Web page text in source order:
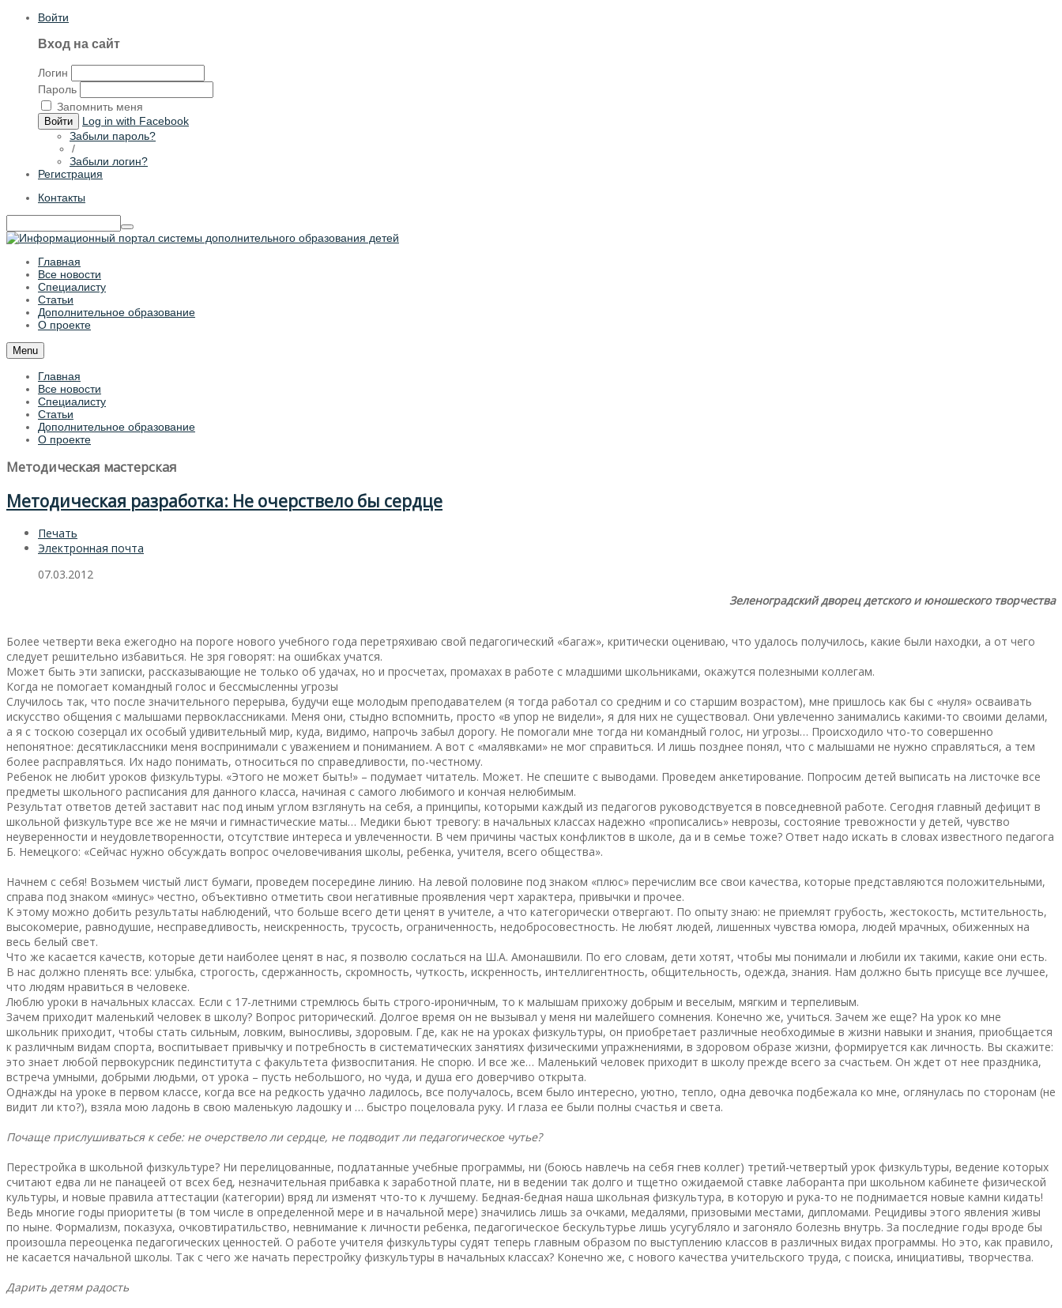
Войти
Вход на сайт
Логин
Пароль
Запомнить меня
Войти
Log in with Facebook
Забыли пароль?
/
Забыли логин?
Регистрация
Контакты
Главная
Все новости
Специалисту
Статьи
Дополнительное образование
О проекте
Menu
Главная
Все новости
Специалисту
Статьи
Дополнительное образование
О проекте
Методическая мастерская
Методическая разработка: Не очерствело бы сердце
Печать
Электронная почта
07.03.2012
Зеленоградский дворец детского и юношеского творчества
Более четверти века ежегодно на пороге нового учебного года перетряхиваю свой педагогический «багаж», критически оцениваю, что удалось получилось, какие были находки, а от чего
следует решительно избавиться. Не зря говорят: на ошибках учатся.
Может быть эти записки, рассказывающие не только об удачах, но и просчетах, промахах в работе с младшими школьниками, окажутся полезными коллегам.
Когда не помогает командный голос и бессмысленны угрозы
Случилось так, что после значительного перерыва, будучи еще молодым преподавателем (я тогда работал со средним и со старшим возрастом), мне пришлось как бы с «нуля» осваивать
искусство общения с малышами первоклассниками. Меня они, стыдно вспомнить, просто «в упор не видели», я для них не существовал. Они увлеченно занимались какими-то своими делами,
а я с тоскою созерцал их особый удивительный мир, куда, видимо, напрочь забыл дорогу. Не помогали мне тогда ни командный голос, ни угрозы… Происходило что-то совершенно
непонятное: десятиклассники меня воспринимали с уважением и пониманием. А вот с «малявками» не мог справиться. И лишь позднее понял, что с малышами не нужно справляться, а тем
более расправляться. Их надо понимать, относиться по справедливости, по-честному.
Ребенок не любит уроков физкультуры. «Этого не может быть!» – подумает читатель. Может. Не спешите с выводами. Проведем анкетирование. Попросим детей выписать на листочке все
предметы школьного расписания для данного класса, начиная с самого любимого и кончая нелюбимым.
Результат ответов детей заставит нас под иным углом взглянуть на себя, а принципы, которыми каждый из педагогов руководствуется в повседневной работе. Сегодня главный дефицит в
школьной физкультуре все же не мячи и гимнастические маты… Медики бьют тревогу: в начальных классах надежно «прописались» неврозы, состояние тревожности у детей, чувство
неуверенности и неудовлетворенности, отсутствие интереса и увлеченности. В чем причины частых конфликтов в школе, да и в семье тоже? Ответ надо искать в словах известного педагога
Б. Немецкого: «Сейчас нужно обсуждать вопрос очеловечивания школы, ребенка, учителя, всего общества».
Начнем с себя! Возьмем чистый лист бумаги, проведем посередине линию. На левой половине под знаком «плюс» перечислим все свои качества, которые представляются положительными,
справа под знаком «минус» честно, объективно отметить свои негативные проявления черт характера, привычки и прочее.
К этому можно добить результаты наблюдений, что больше всего дети ценят в учителе, а что категорически отвергают. По опыту знаю: не приемлят грубость, жестокость, мстительность,
высокомерие, равнодушие, несправедливость, неискренность, трусость, ограниченность, недобросовестность. Не любят людей, лишенных чувства юмора, людей мрачных, обиженных на
весь белый свет.
Что же касается качеств, которые дети наиболее ценят в нас, я позволю сослаться на Ш.А. Амонашвили. По его словам, дети хотят, чтобы мы понимали и любили их такими, какие они есть.
В нас должно пленять все: улыбка, строгость, сдержанность, скромность, чуткость, искренность, интеллигентность, общительность, одежда, знания. Нам должно быть присуще все лучшее,
что людям нравиться в человеке.
Люблю уроки в начальных классах. Если с 17-летними стремлюсь быть строго-ироничным, то к малышам прихожу добрым и веселым, мягким и терпеливым.
Зачем приходит маленький человек в школу? Вопрос риторический. Долгое время он не вызывал у меня ни малейшего сомнения. Конечно же, учиться. Зачем же еще? На урок ко мне
школьник приходит, чтобы стать сильным, ловким, выносливы, здоровым. Где, как не на уроках физкультуры, он приобретает различные необходимые в жизни навыки и знания, приобщается
к различным видам спорта, воспитывает привычку и потребность в систематических занятиях физическими упражнениями, в здоровом образе жизни, формируется как личность. Вы скажите:
это знает любой первокурсник пединститута с факультета физвоспитания. Не спорю. И все же… Маленький человек приходит в школу прежде всего за счастьем. Он ждет от нее праздника,
встреча умными, добрыми людьми, от урока – пусть небольшого, но чуда, и душа его доверчиво открыта.
Однажды на уроке в первом классе, когда все на редкость удачно ладилось, все получалось, всем было интересно, уютно, тепло, одна девочка подбежала ко мне, оглянулась по сторонам (не
видит ли кто?), взяла мою ладонь в свою маленькую ладошку и … быстро поцеловала руку. И глаза ее были полны счастья и света.
Почаще прислушиваться к себе: не очерствело ли сердце, не подводит ли педагогическое чутье?
Перестройка в школьной физкультуре? Ни перелицованные, подлатанные учебные программы, ни (боюсь навлечь на себя гнев коллег) третий-четвертый урок физкультуры, ведение которых
считают едва ли не панацеей от всех бед, незначительная прибавка к заработной плате, ни в ведении так долго и тщетно ожидаемой ставке лаборанта при школьном кабинете физической
культуры, и новые правила аттестации (категории) вряд ли изменят что-то к лучшему. Бедная-бедная наша школьная физкультура, в которую и рука-то не поднимается новые камни кидать!
Ведь многие годы приоритеты (в том числе в определенной мере и в начальной мере) значились лишь за очками, медалями, призовыми местами, дипломами. Рецидивы этого явления живы
по ныне. Формализм, показуха, очковтиратильство, невнимание к личности ребенка, педагогическое бескультурье лишь усугубляло и загоняло болезнь внутрь. За последние годы вроде бы
произошла переоценка педагогических ценностей. О работе учителя физкультуры судят теперь главным образом по выступлению классов в различных видах программы. Но это, как правило,
не касается начальной школы. Так с чего же начать перестройку физкультуры в начальных классах? Конечно же, с нового качества учительского труда, с поиска, инициативы, творчества.
Дарить детям радость